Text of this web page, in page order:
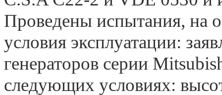
Проведены испытания, на
условия эксплуатации:
генераторов серии
следующих условиях: